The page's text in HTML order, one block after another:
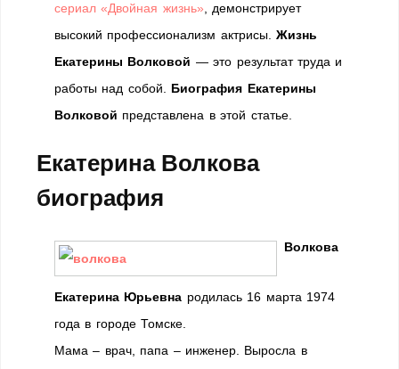
сериал «Двойная жизнь» , демонстрирует
высокий профессионализм актрисы.Жизнь
Екатерины Волковой — это результат труда и
работы над собой. Биография Екатерины
Волковой представлена в этой статье.
Екатерина Волкова
биография
Волкова
Екатерина Юрьевна родилась 16 марта 1974
года в городе Томске.
Мама – врач, папа – инженер. Выросла в